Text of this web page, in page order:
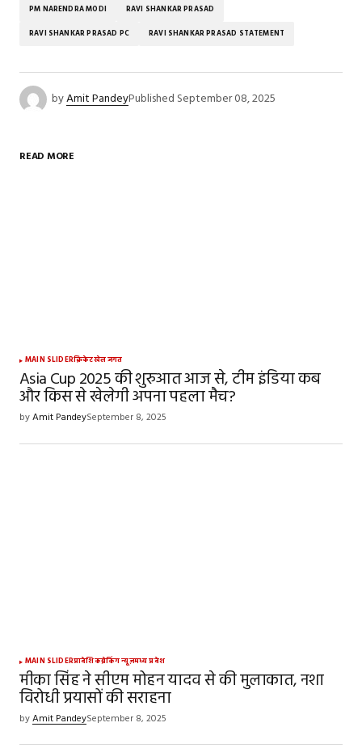
PM NARENDRA MODI RAVI SHANKAR PRASAD
RAVI SHANKAR PRASAD PC RAVI SHANKAR PRASAD STATEMENT
byAmit PandeyPublished September 08, 2025
READ MORE
MAIN SLIDERक्रिकेटखेल जगत
Asia Cup 2025 की शुरुआत आज से, टीम इंडिया कब
और किस से खेलेगी अपना पहला मैच?
byAmit PandeySeptember 8, 2025
MAIN SLIDERप्रादेशिकब्रेकिंग न्यूज़मध्य प्रदेश
मीका सिंह ने सीएम मोहन यादव से की मुलाकात, नशा
विरोधी प्रयासों की सराहना
byAmit PandeySeptember 8, 2025